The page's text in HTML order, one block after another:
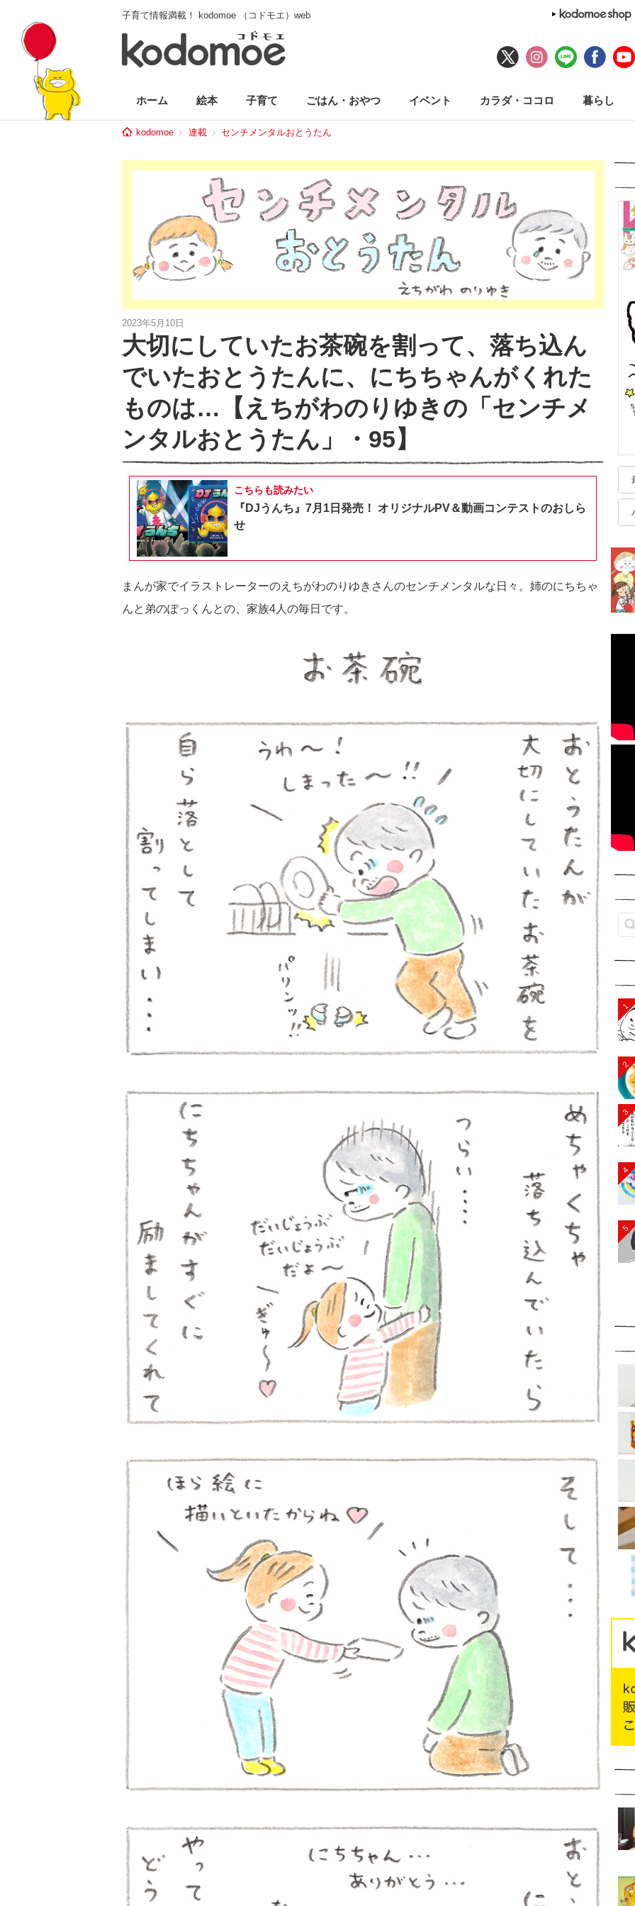
子育て情報満載！ kodomoe （コドモエ）web
ホーム 絵本 子育て ごはん・おやつ イベント カラダ・ココロ 暮らし
kodomoe 連載 センチメンタルおとうたん
2023年5月10日
大切にしていたお茶碗を割って、落ち込ん
でいたおとうたんに、にちちゃんがくれた
ものは…【えちがわのりゆきの「センチメ
ンタルおとうたん」・95】
こちらも読みたい
『DJうんち』7月1日発売！ オリジナルPV＆動画コンテストのおしら
せ
まんが家でイラストレーターのえちがわのりゆきさんのセンチメンタルな日々。姉のにちちゃ
んと弟のぽっくんとの、家族4人の毎日です。
1
2
3
4
5